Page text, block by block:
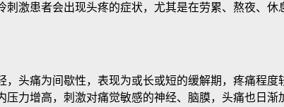
患者会出现头疼的症状，尤其是在劳累、熬夜、休
痛为间歇性，表现为或长或短的缓解期，疼痛程度
力增高，刺激对痛觉敏感的神经、脑膜，头痛也日渐